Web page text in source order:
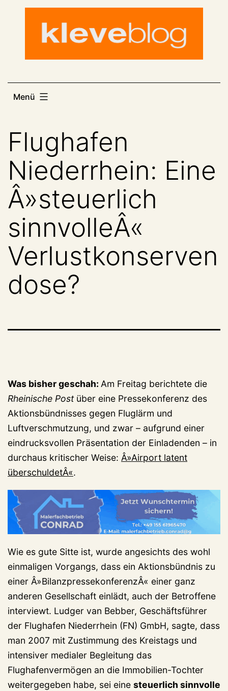
Menü
Flughafen
Niederrhein: Eine
Â»steuerlich
sinnvolleÂ«
Verlustkonserven
dose?
Was bisher geschah: Am Freitag berichtete die
Rheinische Postüber eine Pressekonferenz des
Aktionsbündnisses gegen Fluglärm und
Luftverschmutzung, und zwar – aufgrund einer
eindrucksvollen Präsentation der Einladenden – in
durchaus kritischer Weise: Â»Airport latent
überschuldetÂ«.
Wie es gute Sitte ist, wurde angesichts des wohl
einmaligen Vorgangs, dass ein Aktionsbündnis zu
einer Â»BilanzpressekonferenzÂ« einer ganz
anderen Gesellschaft einlädt, auch der Betroffene
interviewt. Ludger van Bebber, Geschäftsführer
der Flughafen Niederrhein (FN) GmbH, sagte, dass
man 2007 mit Zustimmung des Kreistags und
intensiver medialer Begleitung das
Flughafenvermögen an die Immobilien-Tochter
weitergegeben habe, sei eine steuerlich sinnvolle